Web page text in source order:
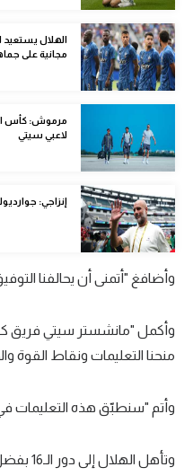
في المونديال
رياضة نسائية
أمريكا
ركن الألعاب
أقسام خاصة
تحقيق في الجول
تقرير في الجول
تحليل في الجول
الهلال يستعيد
مجانية على
مرموش: كأس
لاعبي سيتي
إنزاجي:
وأضافغ "أتمنى أن يحالفنا
وأكمل "مانشستر سيتي فريق
منحنا التعليمات ونقاط القوة
وأتم "سنطبّق هذه التعليمات في
وتأهل